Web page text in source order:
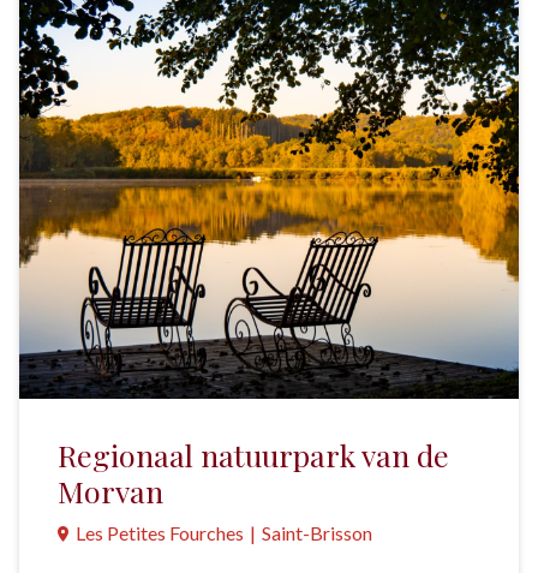
Regionaal natuurpark van de
Morvan
Les Petites Fourches | Saint-Brisson